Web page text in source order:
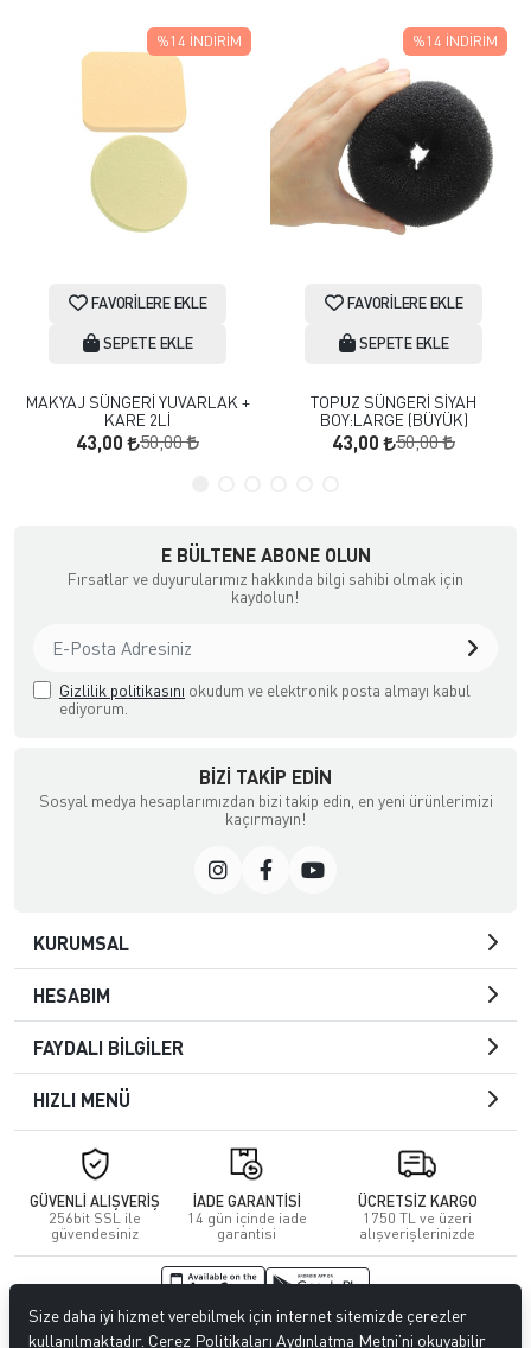
FAVORILERE EKLE
SEPETE EKLE
MAKYAJ SÜNGERİ YUVARLAK +
KARE 2Lİ
43,00 50,00
%14 İNDIRIM
FAVORILERE EKLE
SEPETE EKLE
TOPUZ SÜNGERİ SİYAH
BOY:LARGE (BÜYÜK)
43,00 50,00
%14 İNDIRIM
E BÜLTENE ABONE OLUN
Fırsatlar ve duyurularımız hakkında bilgi sahibi olmak için
kaydolun!
Gizlilik politikasını okudum ve elektronik posta almayı kabul
ediyorum.
BIZI TAKIP EDIN
Sosyal medya hesaplarımızdan bizi takip edin, en yeni ürünlerimizi
kaçırmayın!
KURUMSAL
HESABIM
FAYDALI BİLGİLER
HIZLI MENÜ
GÜVENLİ ALIŞVERİŞ
256bit SSL ile
güvendesiniz
İADE GARANTİSİ
14 gün içinde iade
garantisi
ÜCRETSİZ KARGO
1750 TL ve üzeri
alışverişlerinizde
© 2026Kuafördepo. Tüm hakları saklıdır.
Size daha iyi hizmet verebilmek için internet sitemizde çerezler
kullanılmaktadır. Çerez Politikaları Aydınlatma Metni’ni okuyabilir